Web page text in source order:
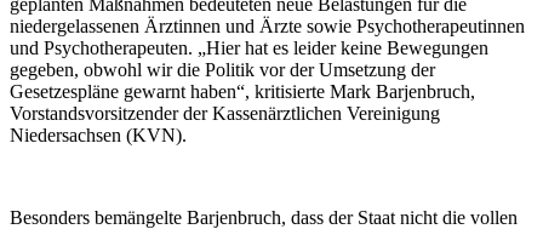
geplanten Maßnahmen bedeuteten neue Belastungen für die
niedergelassenen Ärztinnen und Ärzte sowie Psychotherapeutinnen
und Psychotherapeuten. „Hier hat es leider keine Bewegungen
gegeben, obwohl wir die Politik vor der Umsetzung der
Gesetzespläne gewarnt haben“, kritisierte Mark Barjenbruch,
Vorstandsvorsitzender der Kassenärztlichen Vereinigung
Niedersachsen (KVN).
Besonders bemängelte Barjenbruch, dass der Staat nicht die vollen